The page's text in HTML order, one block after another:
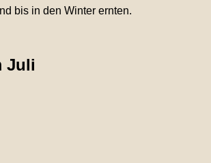
bis in den Winter ernten.
Juli